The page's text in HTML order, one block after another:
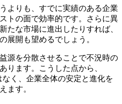
よりも、すでに実績のある企業
トの面で効率的です。さらに異
たな市場に進出したりすれば、
展開も望めるでしょう。
源を分散させることで不況時の
ります。こうした点から、
く、企業全体の安定と進化を
ます。